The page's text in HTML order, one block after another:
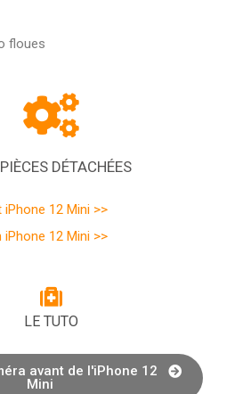
floues
DÉTACHÉES
12 Mini >>
12 Mini >>
LE TUTO
avant de l'iPhone 12
Mini